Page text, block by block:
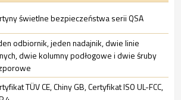
świetlne bezpieczeństwa serii QSA
odbiornik, jeden nadajnik, dwie linie
dwie kolumny podłogowe i dwie śruby
TÜV CE, Chiny GB, Certyfikat ISO UL-FCC,